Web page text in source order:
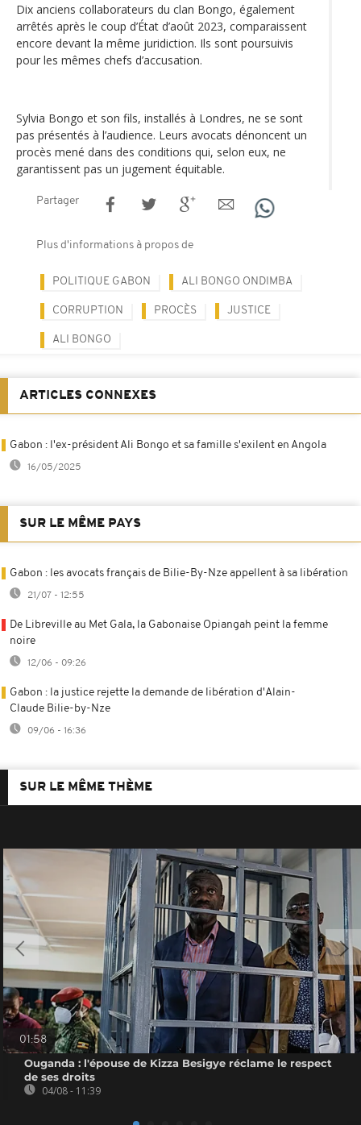
Dix anciens collaborateurs du clan Bongo, également
arrêtés après le coup d’État d’août 2023, comparaissent
encore devant la même juridiction. Ils sont poursuivis
pour les mêmes chefs d’accusation.
Sylvia Bongo et son fils, installés à Londres, ne se sont
pas présentés à l’audience. Leurs avocats dénoncent un
procès mené dans des conditions qui, selon eux, ne
garantissent pas un jugement équitable.
Partager
Plus d'informations à propos de
POLITIQUE GABON ALI BONGO ONDIMBA
CORRUPTION PROCÈS JUSTICE
ALI BONGO
ARTICLES CONNEXES
Gabon : l'ex-président Ali Bongo et sa famille s'exilent en Angola
16/05/2025
SUR LE MÊME PAYS
Gabon : les avocats français de Bilie-By-Nze appellent à sa libération
21/07 - 12:55
De Libreville au Met Gala, la Gabonaise Opiangah peint la femme
noire
12/06 - 09:26
Gabon : la justice rejette la demande de libération d'Alain-
Claude Bilie-by-Nze
09/06 - 16:36
SUR LE MÊME THÈME
01:58
Ouganda : l'épouse de Kizza Besigye réclame le respect
de ses droits
04/08 - 11:39